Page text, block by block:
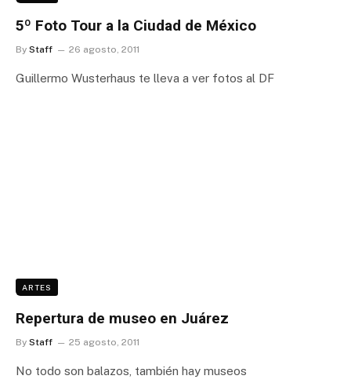
5º Foto Tour a la Ciudad de México
By Staff 26 agosto, 2011
Guillermo Wusterhaus te lleva a ver fotos al DF
ARTES
Repertura de museo en Juárez
By Staff 25 agosto, 2011
No todo son balazos, también hay museos